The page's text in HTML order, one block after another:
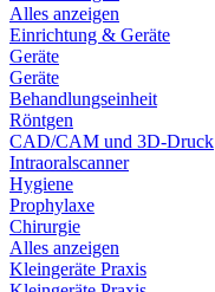
Alles anzeigen
Einrichtung & Geräte
Geräte
Geräte
Behandlungseinheit
Röntgen
CAD/CAM und 3D-Druck
Intraoralscanner
Hygiene
Prophylaxe
Chirurgie
Alles anzeigen
Kleingeräte Praxis